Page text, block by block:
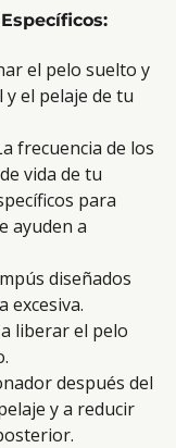
el pelo suelto y
y el pelaje de tu
frecuencia de los
vida de tu
para
ayuden a
diseñados
excesiva.
liberar el pelo
después del
y a reducir